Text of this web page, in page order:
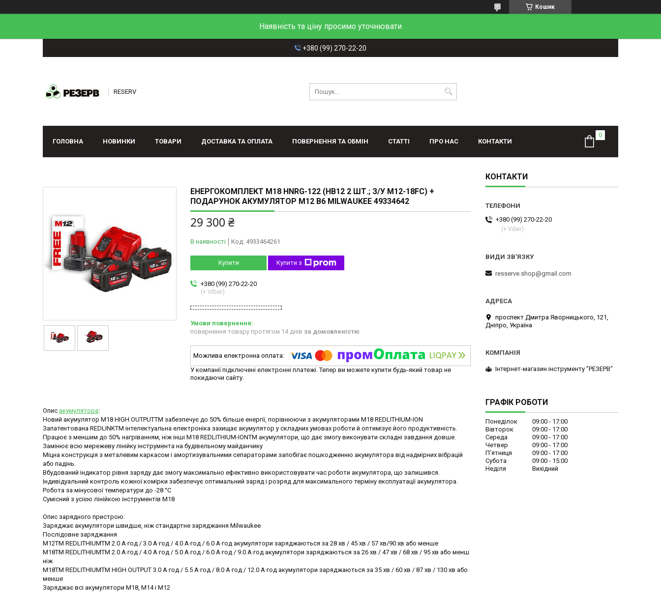
Кошик
Наявність та ціну просимо уточнювати
+380 (99) 270-22-20
RESERV
ГОЛОВНА НОВИНКИ ТОВАРИ ДОСТАВКА ТА ОПЛАТА ПОВЕРНЕННЯ ТА ОБМІН СТАТТІ ПРО НАС КОНТАКТИ
ЕНЕРГОКОМПЛЕКТ M18 HNRG-122 (HB12 2 ШТ.; З/У M12-18FC) +
ПОДАРУНОК АКУМУЛЯТОР M12 B6 MILWAUKEE 49334642
29 300 ₴
В наявності Код: 4933464261
Купити Купити з
+380 (99) 270-22-20
(+ Viber)
повернення товару протягом 14 днів за домовленістю
У компанії підключені електронні платежі. Тепер ви можете купити будь-який товар не
покидаючи сайту.
Опис акумулятора:
Новий акумулятор M18 HIGH OUTPUTTM забезпечує до 50% більше енергії, порівнюючи з акумуляторами M18 REDLITHIUM-ION
Запатентована REDLINKTM інтелектуальна електроніка захищає акумулятор у складних умовах роботи й оптимізує його продуктивність.
Працює з меншим до 50% нагріванням, ніж інші M18 REDLITHIUM-IONTM акумулятори, що дає змогу виконувати складні завдання довше.
Замінює всю мережеву лінійку інструмента на будівельному майданчику
Міцна конструкція з металевим каркасом і амортизувальними сепараторами запобігає пошкодженню акумулятора від надмірних вібрацій
або падінь.
Вбудований індикатор рівня заряду дає змогу максимально ефективно використовувати час роботи акумулятора, що залишився.
Індивідуальний контроль кожної комірки забезпечує оптимальний заряд і розряд для максимального терміну експлуатації акумулятора.
Робота за мінусової температури до -28 °C
Сумісний з усією лінійкою інструментів M18
Опис зарядного пристрою:
Заряджає акумулятори швидше, ніж стандартне заряджання Milwaukee
Послідовне заряджання
М12TM REDLITHIUMTM 2.0 А·год / 3.0 A·год / 4.0 А·год / 6.0 A·год акумулятори заряджаються за 28 хв / 45 хв / 57 хв/90 хв або менше
М18TM REDLITHIUMTM 2.0 А·год / 4.0 А·год / 5.0 А·год / 6.0 A·год / 9.0 A·год акумулятори заряджаються за 26 хв / 47 хв / 68 хв / 95 хв або менш
ніж
М18TM REDLITHIUMTM HIGH OUTPUT 3.0 A·год / 5.5 A·год / 8.0 A·год / 12.0 A·год акумулятори заряджаються за 35 хв / 60 хв / 87 хв / 130 хв або
менше
Заряджає всі акумулятори М18, М14 і М12
КОНТАКТИ
+380 (99) 270-22-20
(+ Viber)
resserve.shop@gmail.com
проспект Дмитра Яворницького, 121,
Дніпро, Україна
Інтернет-магазин інструменту "РЕЗЕРВ"
ГРАФІК РОБОТИ
Понеділок 09:00
17:00
Вівторок
09:00
17:00
Середа
09:00
17:00
Четвер
09:00
17:00
Пʼятниця
09:00
17:00
Субота
09:00
15:00
Неділя
Вихідний